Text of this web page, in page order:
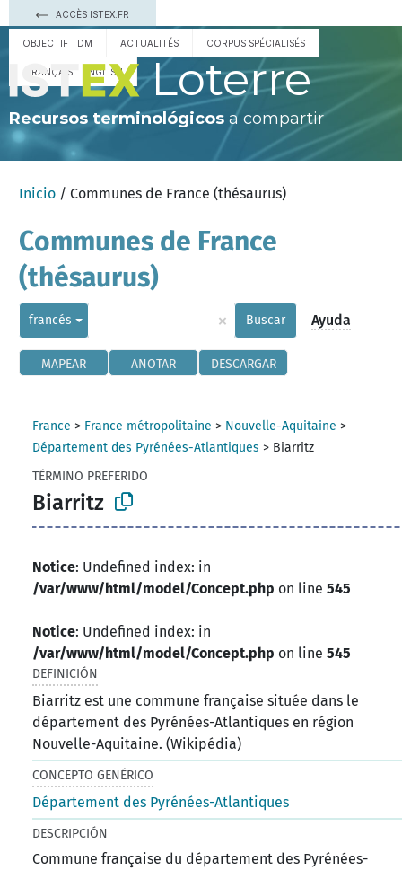
ACCÈS ISTEX.FR
OBJECTIF TDM ACTUALITÉS CORPUS SPÉCIALISÉS
FRANÇAIS ENGLISH Loterre
Recursos terminológicos a compartir
Inicio / Communes de France (thésaurus)
Communes de France
(thésaurus)
francés × Buscar Ayuda
MAPEAR ANOTAR DESCARGAR
France > France métropolitaine > Nouvelle-Aquitaine >
Département des Pyrénées-Atlantiques > Biarritz
TÉRMINO PREFERIDO
Biarritz
Notice: Undefined index: in
/var/www/html/model/Concept.php on line545
Notice: Undefined index: in
/var/www/html/model/Concept.php on line545
DEFINICIÓN
Biarritz est une commune française située dans le
département des Pyrénées-Atlantiques en région
Nouvelle-Aquitaine. (Wikipédia)
CONCEPTO GENÉRICO
Département des Pyrénées-Atlantiques
DESCRIPCIÓN
Commune française du département des Pyrénées-